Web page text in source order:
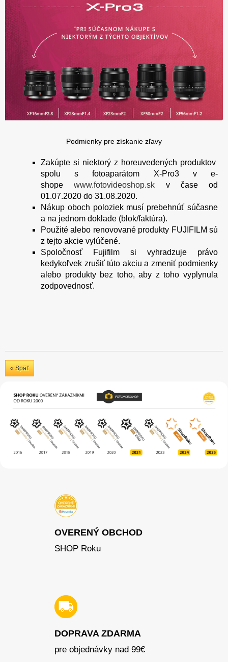
Podmienky pre získanie zľavy
Zakúpte si niektorý z horeuvedených produktov
spolu s fotoaparátom X-Pro3 v e-
shopewww.fotovideoshop.sk v čase od
01.07.2020 do 31.08.2020.
Nákup oboch poloziek musí prebehnúť súčasne
a na jednom doklade (blok/faktúra).
Použité alebo renovované produkty FUJIFILM sú
z tejto akcie vylúčené.
Spoločnosť Fujifilm si vyhradzuje právo
kedykoľvek zrušiť túto akciu a zmeniť podmienky
alebo produkty bez toho, aby z toho vyplynula
zodpovednosť.
« Späť
OVERENÝ OBCHOD
SHOP Roku
DOPRAVA ZDARMA
pre objednávky nad 99€